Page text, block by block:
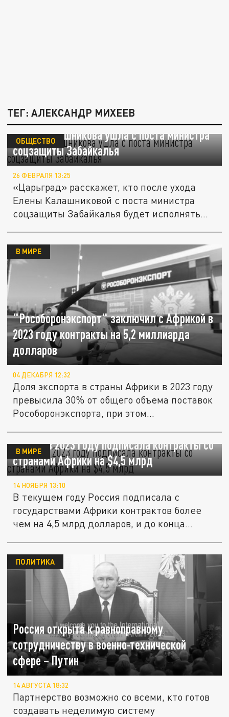
ТЕГ: АЛЕКСАНДР МИХЕЕВ
Елена Калашникова ушла с поста министра
соцзащиты Забайкалья
ОБЩЕСТВО
26 ФЕВРАЛЯ 13:25
«Царьград» расскажет, кто после ухода
Елены Калашниковой с поста министра
соцзащиты Забайкалья будет исполнять...
"Рособоронэкспорт" заключил с Африкой в
2023 году контракты на 5,2 миллиарда
долларов
В МИРЕ
04 ДЕКАБРЯ 12:32
Доля экспорта в страны Африки в 2023 году
превысила 30% от общего объема поставок
Рособоронэкспорта, при этом...
Россия в 2023 году подписала контракты со
странами Африки на $4,5 млрд
В МИРЕ
14 НОЯБРЯ 13:10
В текущем году Россия подписала с
государствами Африки контрактов более
чем на 4,5 млрд долларов, и до конца...
Россия открыта к равноправному
сотрудничеству в военно-технической
сфере – Путин
ПОЛИТИКА
14 АВГУСТА 18:32
Партнерство возможно со всеми, кто готов
создавать неделимую систему